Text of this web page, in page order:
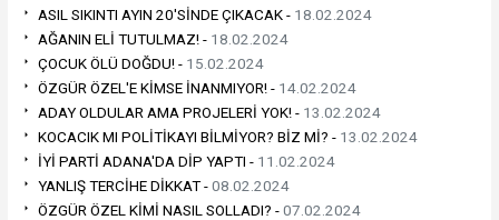
ASIL SIKINTI AYIN 20'SİNDE ÇIKACAK - 18.02.2024
AĞANIN ELİ TUTULMAZ! - 18.02.2024
ÇOCUK ÖLÜ DOĞDU! - 15.02.2024
ÖZGÜR ÖZEL'E KİMSE İNANMIYOR! - 14.02.2024
ADAY OLDULAR AMA PROJELERİ YOK! - 13.02.2024
KOCACIK MI POLİTİKAYI BİLMİYOR? BİZ Mİ? - 13.02.2024
İYİ PARTİ ADANA'DA DİP YAPTI - 11.02.2024
YANLIŞ TERCİHE DİKKAT -08.02.2024
ÖZGÜR ÖZEL KİMİ NASIL SOLLADI? -07.02.2024